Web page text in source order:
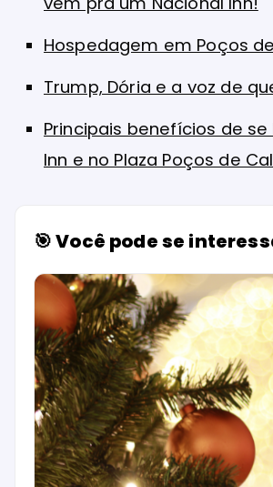
Hospedagem em Poços
Trump, Dória e a voz de
Principais benefícios de
Inn e no Plaza Poços de
🎯 Você pode se